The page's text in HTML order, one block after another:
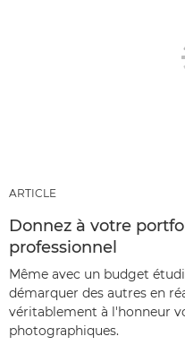
ARTICLE
Donnez à votre
professionnel
Même avec un budget
démarquer des autres en
véritablement à l'honneur
photographiques.